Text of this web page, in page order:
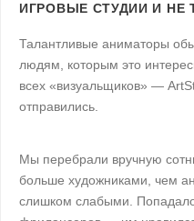
ИГРОВЫЕ СТУДИИ И НЕ
Талантливые аниматоры
людям, которым это
всех «визуальщиков» —
отправились.
Мы перебрали вручную
больше художниками, чем
слишком слабыми.